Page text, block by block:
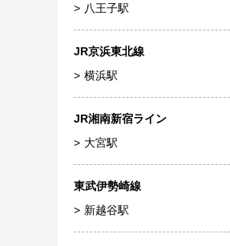
八王子駅
JR京浜東北線
横浜駅
JR湘南新宿ライン
大宮駅
東武伊勢崎線
新越谷駅